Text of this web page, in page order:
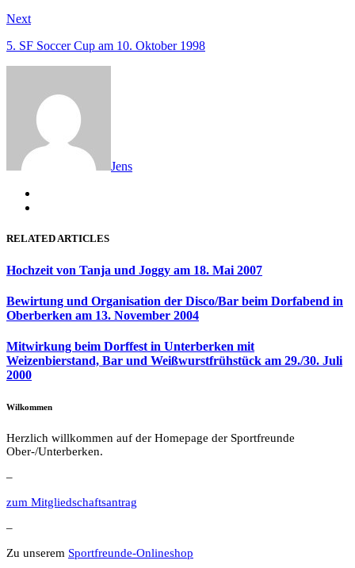
NextNext
5. SF Soccer Cup am 10. Oktober 1998
Jens
RELATED ARTICLES
Hochzeit von Tanja und Joggy am 18. Mai 2007
Bewirtung und Organisation der Disco/Bar beim Dorfabend in
Oberberken am 13. November 2004
Mitwirkung beim Dorffest in Unterberken mit
Weizenbierstand, Bar und Weißwurstfrühstück am 29./30. Juli
2000
Wilkommen
Herzlich willkommen auf der Homepage der Sportfreunde
Ober-/Unterberken.
–
zum Mitgliedschaftsantrag
–
Zu unserem Sportfreunde-Onlineshop